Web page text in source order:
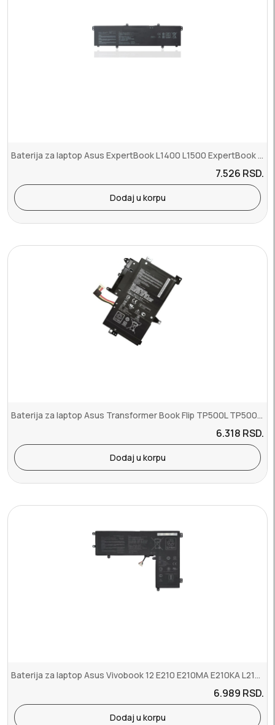
Baterija za laptop Asus ExpertBook L1400 L1500 ExpertBook B1400 B1...
7.526 RSD.
Dodaj u korpu
Baterija za laptop Asus Transformer Book Flip TP500L TP500LA TP500L...
6.318 RSD.
Dodaj u korpu
Baterija za laptop Asus Vivobook 12 E210 E210MA E210KA L210 L210MA ...
6.989 RSD.
Dodaj u korpu